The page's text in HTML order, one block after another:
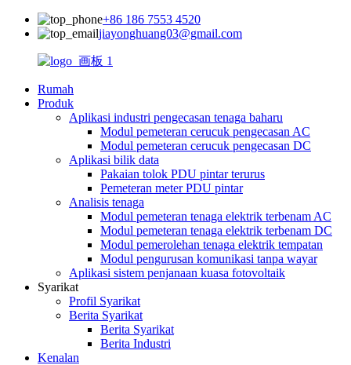
+86 186 7553 4520
jiayonghuang03@gmail.com
Rumah
Produk
Aplikasi industri pengecasan tenaga baharu
Modul pemeteran cerucuk pengecasan AC
Modul pemeteran cerucuk pengecasan DC
Aplikasi bilik data
Pakaian tolok PDU pintar terurus
Pemeteran meter PDU pintar
Analisis tenaga
Modul pemeteran tenaga elektrik terbenam AC
Modul pemeteran tenaga elektrik terbenam DC
Modul pemerolehan tenaga elektrik tempatan
Modul pengurusan komunikasi tanpa wayar
Aplikasi sistem penjanaan kuasa fotovoltaik
Syarikat
Profil Syarikat
Berita Syarikat
Berita Syarikat
Berita Industri
Kenalan